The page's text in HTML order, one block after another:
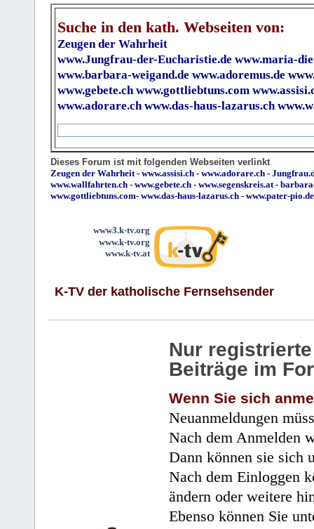
Suche in den kath. Webseiten von:
Zeugen der Wahrheit
www.Jungfrau-der-Eucharistie.de www.maria-
www.barbara-weigand.de www.adoremus.de
www.gebete.ch www.gottliebtuns.com
www.adorare.ch www.das-haus-lazarus.ch
Dieses Forum ist mit folgenden Webseiten verlinkt
Zeugen der Wahrheit- www.assisi.ch - www.adorare.ch -
www.wallfahrten.ch - www.gebete.ch - www.segenskreis.at-
www.gottliebtuns.com- www.das-haus-lazarus.ch - www.pater-pio.de
www3.k-tv.org
www.k-tv.org
www.k-tv.at
K-TV der katholische Fernsehsender
Nur
Beiträge im
Wenn Sie sich
Neuanmeldungen
Nach dem Anmelden
Dann können sie sich
Nach dem Einloggen
ändern oder weitere
Ebenso können Sie